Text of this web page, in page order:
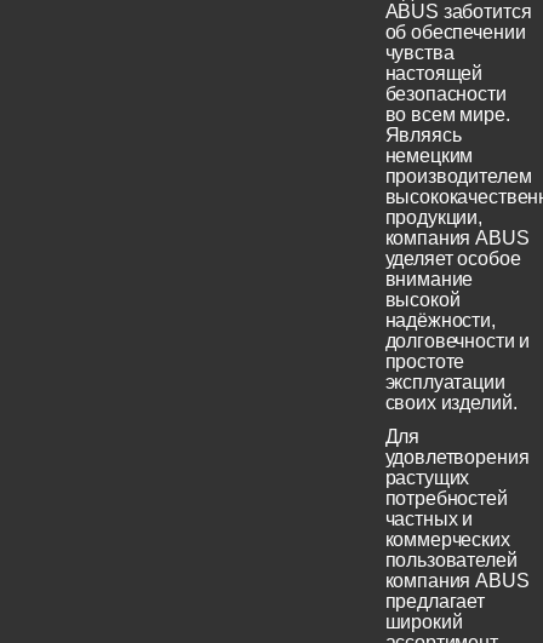
ABUS заботится
об обеспечении
чувства
настоящей
безопасности
во всем мире.
Являясь
немецким
производителем
продукции,
компания ABUS
уделяет особое
внимание
высокой
надёжности,
долговечности и
простоте
эксплуатации
своих изделий.
Для
удовлетворения
растущих
потребностей
частных и
коммерческих
пользователей
компания ABUS
предлагает
широкий